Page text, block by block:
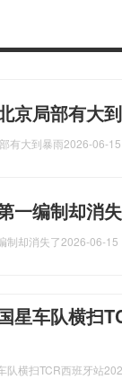
京局部有大
有大到暴雨2026-06-
一编制却消
制却消失了2026-06-15
星车队横扫
队横扫TCR西班牙站